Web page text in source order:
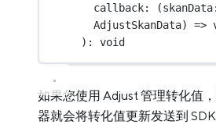
callback: (skanData:
AdjustSkanData) =>
): void
如果您使用 Adjust 管理转化值
器就会将转化值更新发送到